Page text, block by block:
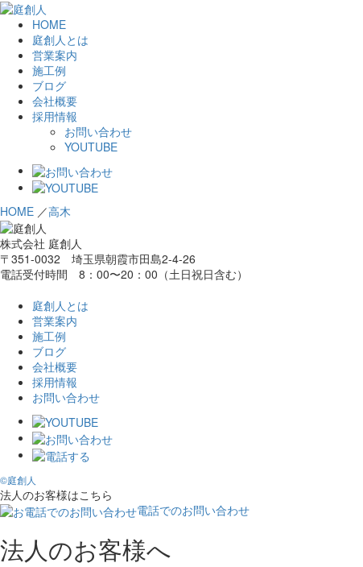
HOME
庭創人とは
営業案内
施工例
ブログ
会社概要
採用情報
お問い合わせ
YOUTUBE
HOME ／高木
株式会社 庭創人
〒351-0032 埼玉県朝霞市田島2-4-26
電話受付時間 8：00〜20：00（土日祝日含む）
庭創人とは
営業案内
施工例
ブログ
会社概要
採用情報
お問い合わせ
©庭創人
法人のお客様はこちら
電話でのお問い合わせ
法人のお客様へ